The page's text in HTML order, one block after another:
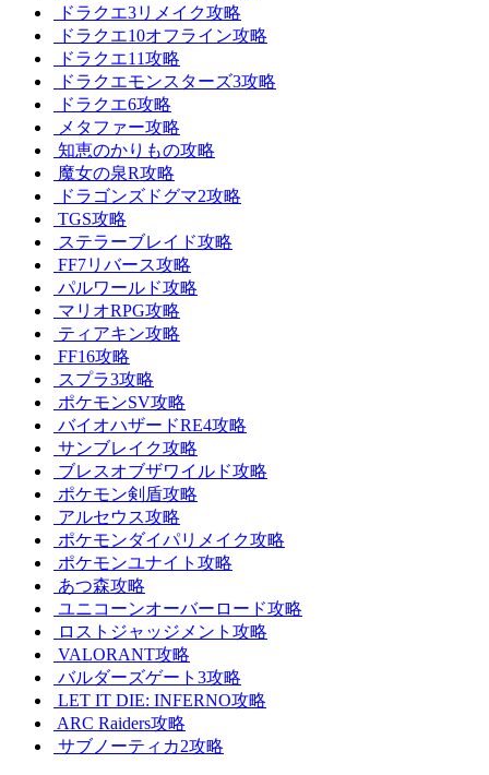
ドラクエ3リメイク攻略
ドラクエ10オフライン攻略
ドラクエ11攻略
ドラクエモンスターズ3攻略
ドラクエ6攻略
メタファー攻略
知恵のかりもの攻略
魔女の泉R攻略
ドラゴンズドグマ2攻略
TGS攻略
ステラーブレイド攻略
FF7リバース攻略
パルワールド攻略
マリオRPG攻略
ティアキン攻略
FF16攻略
スプラ3攻略
ポケモンSV攻略
バイオハザードRE4攻略
サンブレイク攻略
ブレスオブザワイルド攻略
ポケモン剣盾攻略
アルセウス攻略
ポケモンダイパリメイク攻略
ポケモンユナイト攻略
あつ森攻略
ユニコーンオーバーロード攻略
ロストジャッジメント攻略
VALORANT攻略
バルダーズゲート3攻略
LET IT DIE: INFERNO攻略
ARC Raiders攻略
サブノーティカ2攻略